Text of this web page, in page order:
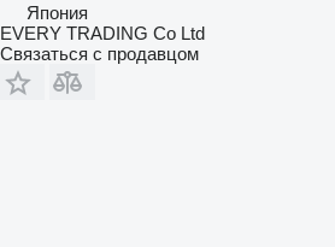
Япония
EVERY TRADING Co Ltd
Связаться с продавцом